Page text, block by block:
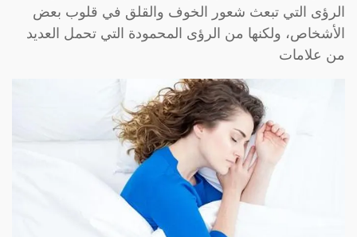
الرؤى التي تبعث شعور الخوف والقلق في قلوب بعض
الأشخاص، ولكنها من الرؤى المحمودة التي تحمل العديد
من علامات